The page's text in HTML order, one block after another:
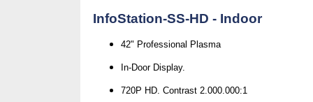
InfoStation-SS-HD - Indoor
42" Professional Plasma
In-Door Display.
720P HD. Contrast 2.000.000:1